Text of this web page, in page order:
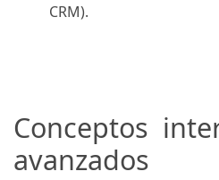
CRM).
Conceptos
avanzados